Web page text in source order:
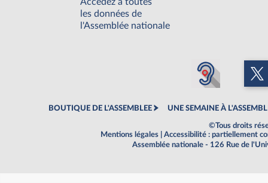
les données de
l'Assemblée nationale
BOUTIQUE DE L'ASSEMBLEE UNE SEMAINE À
©Tous droits
Mentions légales
Accessibilité : partiellement
Assemblée nationale - 126 Rue de